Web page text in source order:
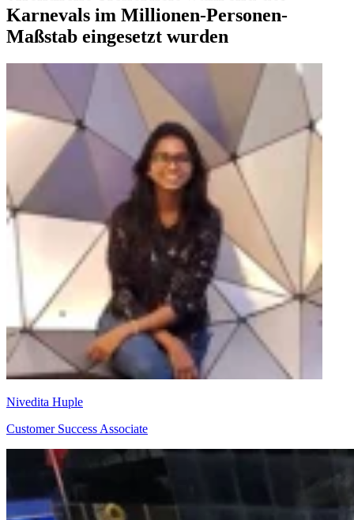
Karnevals im Millionen-Personen-
Maßstab eingesetzt wurden
Nivedita Huple
Customer Success Associate